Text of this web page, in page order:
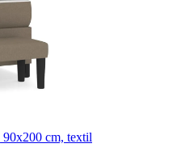
90x200 cm, textil